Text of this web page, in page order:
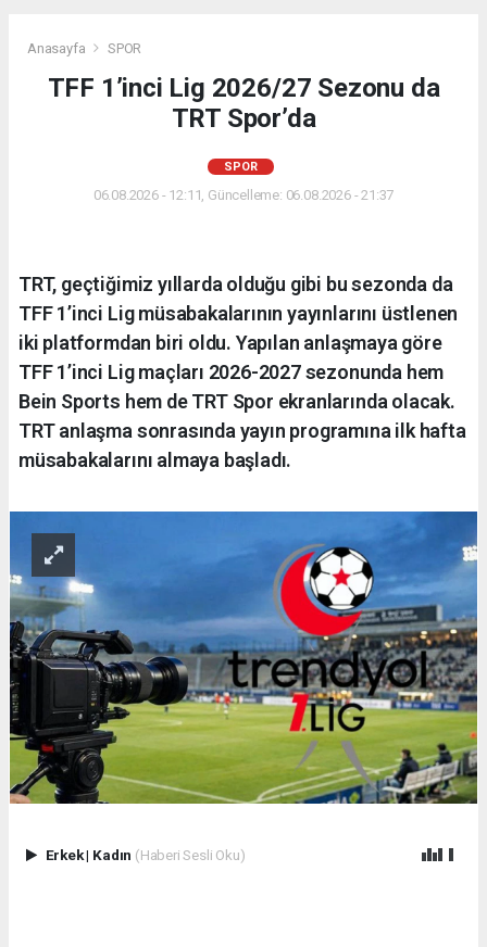
Anasayfa SPOR
TFF 1’inci Lig 2026/27 Sezonu da
TRT Spor’da
SPOR
06.08.2026 - 12:11, Güncelleme: 06.08.2026 - 21:37
TRT, geçtiğimiz yıllarda olduğu gibi bu sezonda da
TFF 1’inci Lig müsabakalarının yayınlarını üstlenen
iki platformdan biri oldu. Yapılan anlaşmaya göre
TFF 1’inci Lig maçları 2026-2027 sezonunda hem
Bein Sports hem de TRT Spor ekranlarında olacak.
TRT anlaşma sonrasında yayın programına ilk hafta
müsabakalarını almaya başladı.
Erkek| Kadın (Haberi Sesli Oku)